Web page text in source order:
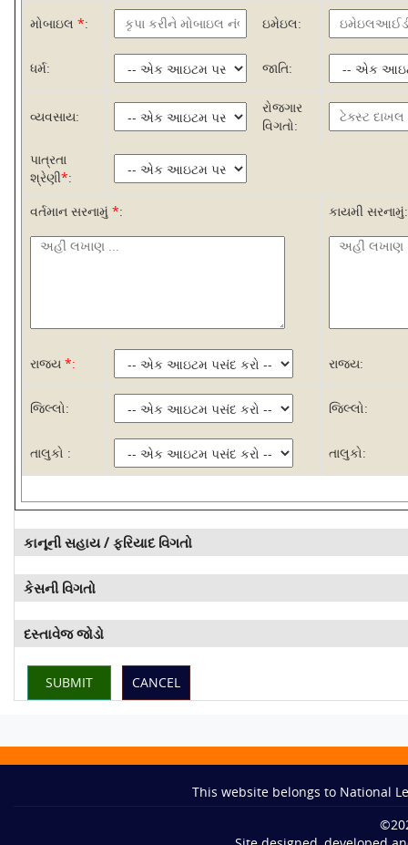
મોબાઇલ *: ઇમેઇલ:
ધર્મ: જાતિ:
વ્યવસાય:
રોજગાર
વિગતો:
પાત્રતા
શ્રેણી*:
વર્તમાન સરનામું *: કાયમી સરનામું:
રાજ્ય *: રાજ્ય:
જિલ્લો: જિલ્લો:
તાલુકો : તાલુકો:
કાનૂની સહાય / ફરિયાદ વિગતો
કેસની વિગતો
દસ્તાવેજ જોડો
This website belongs to National
©